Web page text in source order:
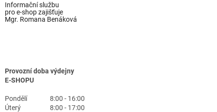
Informační službu
pro e-shop zajišťuje
Mgr. Romana Benáková
Provozní doba výdejny
E-SHOPU
Pondělí
8:00 - 16:00
Úterý
8:00 - 17:00